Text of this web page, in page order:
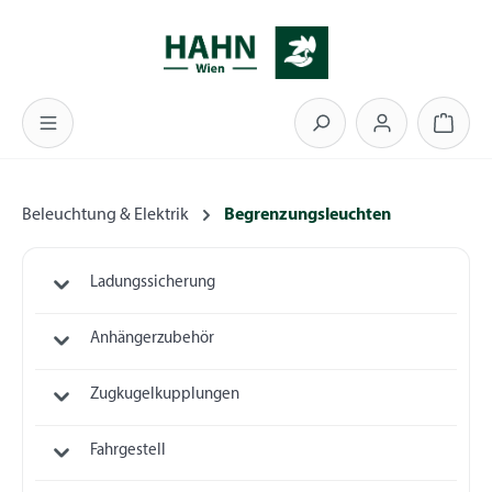
Beleuchtung & Elektrik Begrenzungsleuchten
Ladungssicherung
Anhängerzubehör
Zugkugelkupplungen
Fahrgestell